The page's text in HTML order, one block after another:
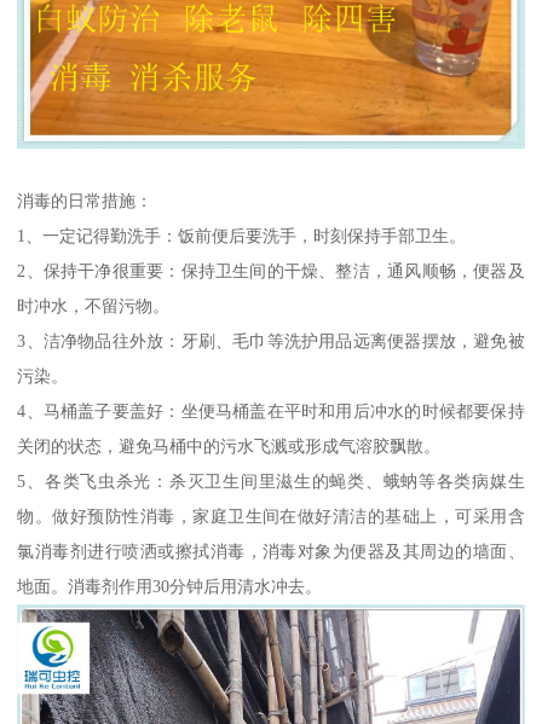
消毒的日常措施：
1、一定记得勤洗手：饭前便后要洗手，时刻保持手部卫生。
2、保持干净很重要：保持卫生间的干燥、整洁，通风顺畅，便器及
时冲水，不留污物。
3、洁净物品往外放：牙刷、毛巾等洗护用品远离便器摆放，避免被
污染。
4、马桶盖子要盖好：坐便马桶盖在平时和用后冲水的时候都要保持
关闭的状态，避免马桶中的污水飞溅或形成气溶胶飘散。
5、各类飞虫杀光：杀灭卫生间里滋生的蝇类、蛾蚋等各类病媒生
物。做好预防性消毒，家庭卫生间在做好清洁的基础上，可采用含
氯消毒剂进行喷洒或擦拭消毒，消毒对象为便器及其周边的墙面、
地面。消毒剂作用30分钟后用清水冲去。